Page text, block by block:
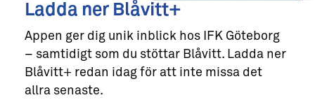
Ladda ner Blåvitt+
Appen ger dig unik inblick hos IFK Göteborg
– samtidigt som du stöttar Blåvitt. Ladda ner
Blåvitt+ redan idag för att inte missa det
allra senaste.